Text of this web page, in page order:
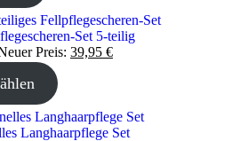
Set 5-teilig
Preis: 39,95 €Aktueller
Langhaarpflege Set